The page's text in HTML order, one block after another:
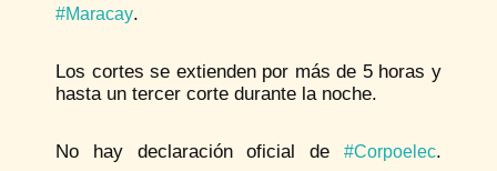
#Maracay.
Los cortes se extienden por más de 5 horas y
hasta un tercer corte durante la noche.
No hay declaración oficial de #Corpoelec.